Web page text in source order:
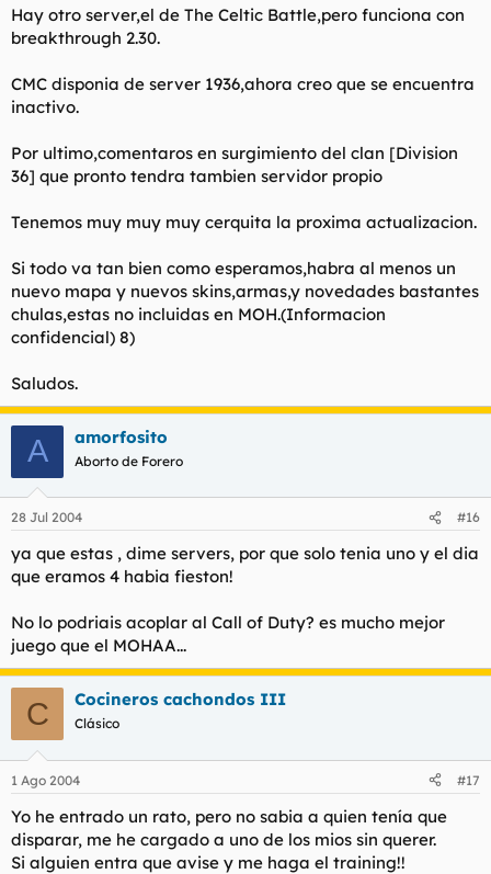
Hay otro server,el de The Celtic Battle,pero funciona con
breakthrough 2.30.
CMC disponia de server 1936,ahora creo que se encuentra
inactivo.
Por ultimo,comentaros en surgimiento del clan [Division
36] que pronto tendra tambien servidor propio
Tenemos muy muy muy cerquita la proxima actualizacion.
Si todo va tan bien como esperamos,habra al menos un
nuevo mapa y nuevos skins,armas,y novedades bastantes
chulas,estas no incluidas en MOH.(Informacion
confidencial) 8)
Saludos.
A amorfosito
Aborto de Forero
28 Jul 2004 #16
ya que estas , dime servers, por que solo tenia uno y el dia
que eramos 4 habia fieston!
No lo podriais acoplar al Call of Duty? es mucho mejor
juego que el MOHAA...
C Cocineros cachondos III
Clásico
1 Ago 2004 #17
Yo he entrado un rato, pero no sabia a quien tenía que
disparar, me he cargado a uno de los mios sin querer.
Si alguien entra que avise y me haga el training!!